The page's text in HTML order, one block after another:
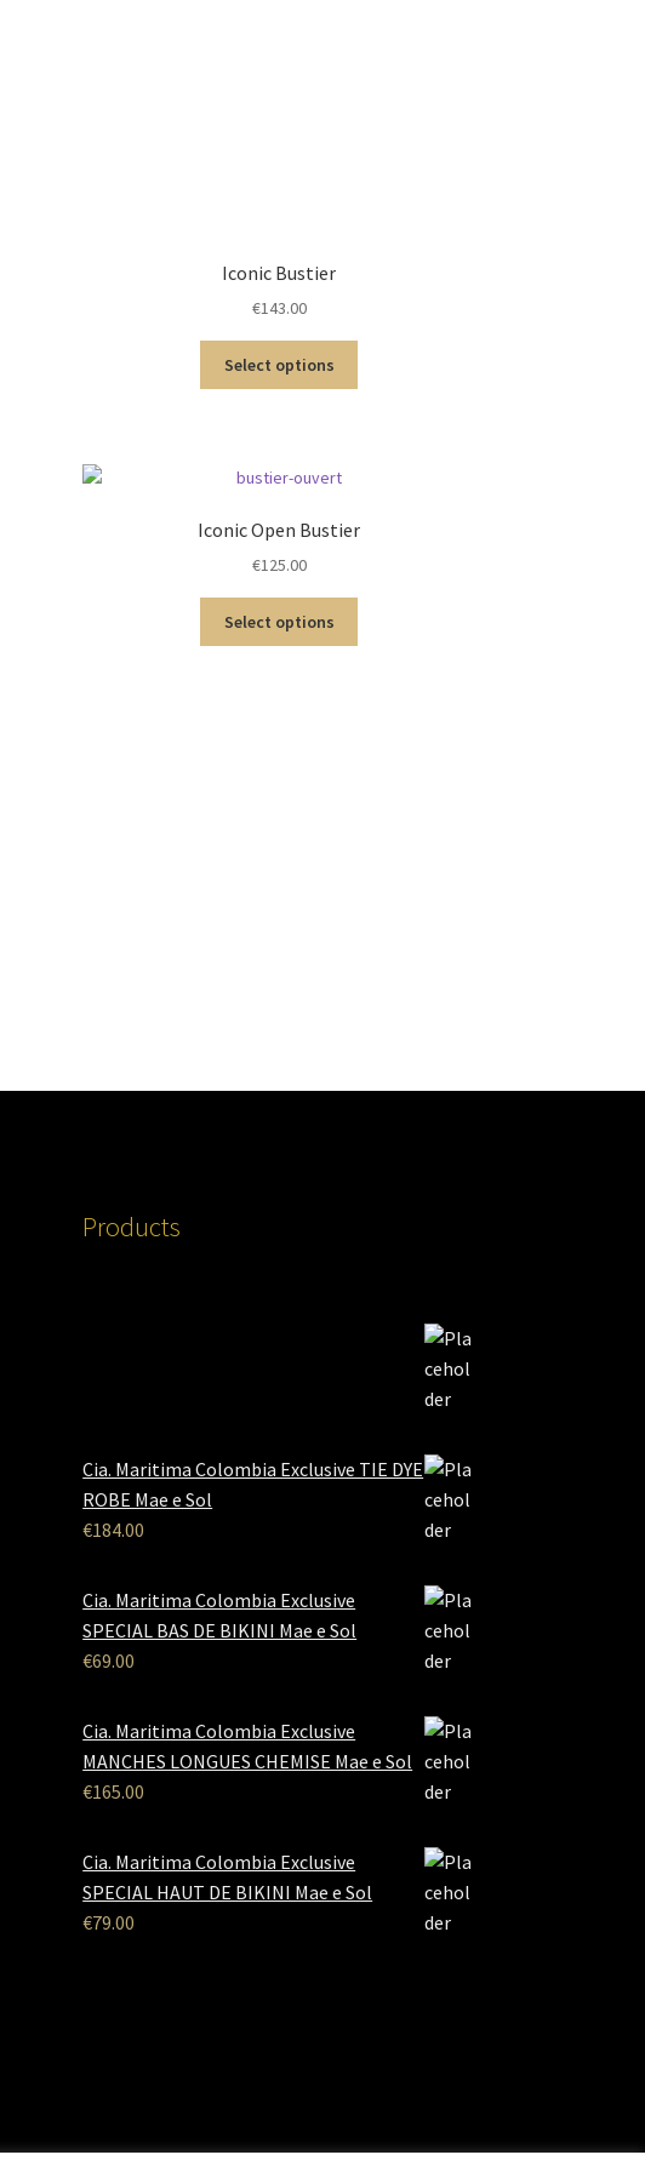
Iconic Bustier
€143.00
Select options
Iconic Open Bustier
€125.00
Select options
Products
Cia. Maritima Colombia Exclusive TIE DYE
ROBE Mae e Sol
€184.00
Cia. Maritima Colombia Exclusive
SPECIAL BAS DE BIKINI Mae e Sol
€69.00
Cia. Maritima Colombia Exclusive
MANCHES LONGUES CHEMISE Mae e Sol
€165.00
Cia. Maritima Colombia Exclusive
SPECIAL HAUT DE BIKINI Mae e Sol
€79.00